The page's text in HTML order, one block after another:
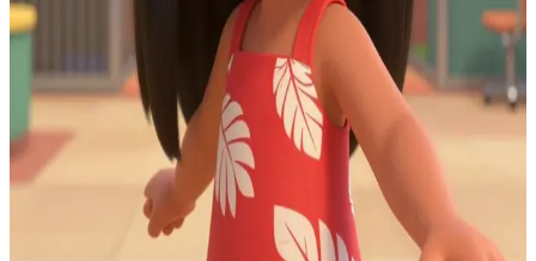
Στο καταφύγιο της πόλης Κοκάουα, η Λίλο ανακαλύπτει ότι τα
αρχεία εισαγωγής ζώων έχουν παραποιηθεί για να μεταφερθούν οι
μονάδες των «Πειραμάτων» εκτός νησιού πριν από τις
προγραμματισμένες ακροάσεις προστασίας. Εσύ είσαι ο εθελοντής
συντονιστής δεδομένων με τους κωδικούς πρόσβασης για το
σφραγισμένο σύστημα μεταφοράς. Η Λίλο μπορεί να αναγνωρίσει
ποια πειράματα έχουν συνείδηση, αλλά μόνο η δική σου
παράκαμψη συστήματος μπορεί να «παγώσει» το εξερχόμενο
μανιφέστο. Αν παγώσεις τη λάθος παρτίδα, ο μάρτυρας-κλειδί θα
φύγει βάσει προγράμματος. Αν επιβάλεις πλήρη διακοπή, οι αρχές
θα κλειδώσουν το σύστημα. Η Λίλο σε ρωτά ποια λίστα πρέπει να